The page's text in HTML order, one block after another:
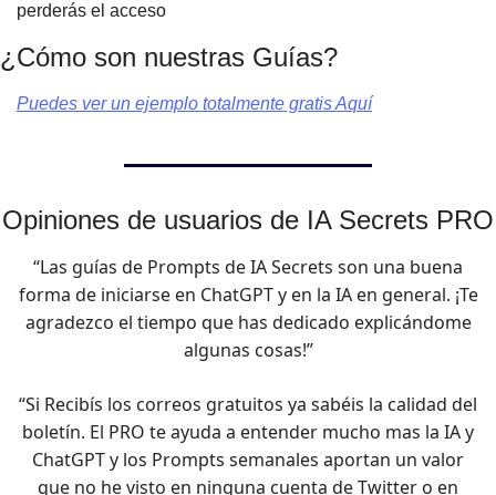
perderás el acceso
¿Cómo son nuestras Guías?
Puedes ver un ejemplo totalmente gratis Aquí
Opiniones de usuarios de IA Secrets PRO
“Las guías de Prompts de IA Secrets son una buena
forma de iniciarse en ChatGPT y en la IA en general. ¡Te
agradezco el tiempo que has dedicado explicándome
algunas cosas!”
“Si Recibís los correos gratuitos ya sabéis la calidad del
boletín. El PRO te ayuda a entender mucho mas la IA y
ChatGPT y los Prompts semanales aportan un valor
que no he visto en ninguna cuenta de Twitter o en